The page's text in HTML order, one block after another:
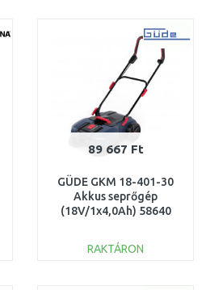
Összehasonlítás
89 667 Ft
GÜDE GKM 18-401-30
Akkus seprőgép
(18V/1x4,0Ah) 58640
RAKTÁRON